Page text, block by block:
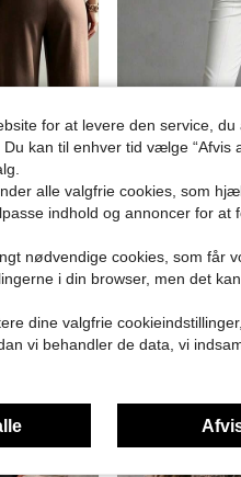
ben, lige snit, afslappede, minimalistiske, alsidige business-pendlerbukser til forår, fra arbejde til weekend EU Warehouse Hvide
for at levere den service, du
kan til enhver tid vælge “Afvis
alle valgfrie cookies, som
indhold og annoncer for at
nødvendige cookies, som får
i din browser, men det
dine valgfrie
vi behandler de data, vi